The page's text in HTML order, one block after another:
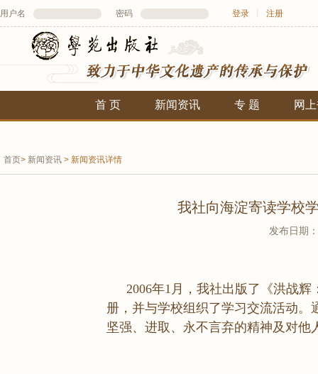
用户名 密码 登录 注册
首 页 新闻资讯 专 题 网
首页> 新闻资讯 > 新闻资讯详情
我社向海淀寄读学校
发布日期
2006年1月，我社出版了《洪战
册，并与学校组织了学习交流活动
坚强、进取、永不言弃的精神及